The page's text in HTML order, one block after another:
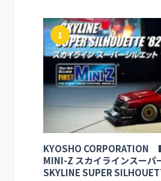
1
KYOSHO CORPORATION
MINI-Z スカイラインスーパ
SKYLINE SUPER